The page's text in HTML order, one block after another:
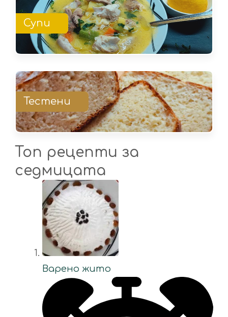
Супи
Тестени
Топ рецепти за
седмицата
Варено жито